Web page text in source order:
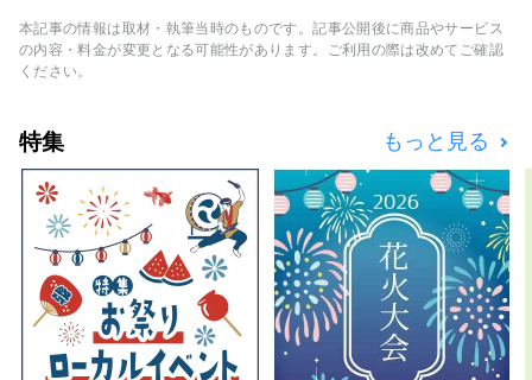
出会ったとき嬉しくて誰かに伝えたくなったこ
とはありませんか。 そして、伝えた結果、新
うに「かたる、つたえる、つながる」をコンセ
プトに兵庫のいいものを発掘し、お客様と兵庫
県内地域とのこころの距離が キュッと縮まる
ような情報を発信していきます。
本記事の情報は取材・執筆当時のものです。記事公開後に商品やサービス
の内容・料金が変更となる可能性があります。ご利用の際は改めてご確認
ください。
特集 もっと見る